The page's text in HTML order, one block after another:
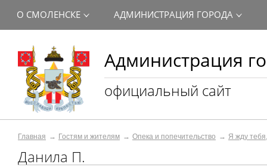
Администрация
официальный сайт
О СМОЛЕНСКЕ АДМИНИСТРАЦИЯ ГОРОДА
Главная Гостям и жителям Опека и попечительство Я жду
Данила П.